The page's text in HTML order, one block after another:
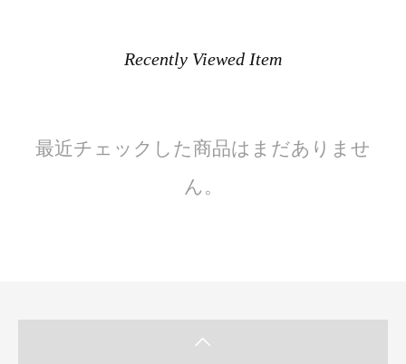
Recently Viewed Item
最近チェックした商品はまだありませ
ん。